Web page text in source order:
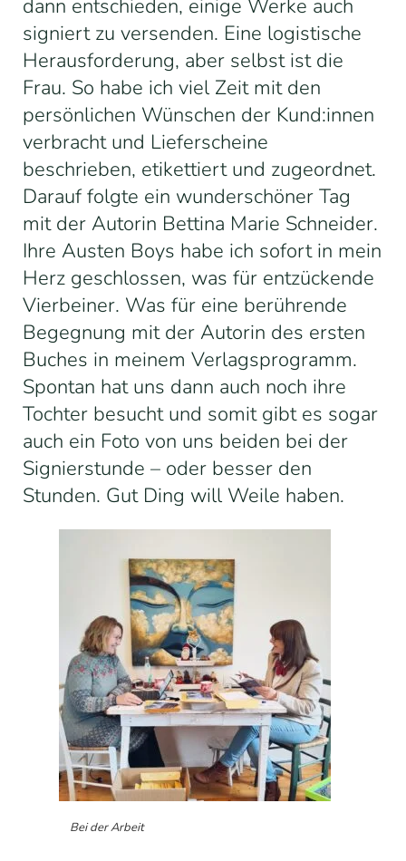
dann entschieden, einige Werke auch
signiert zu versenden. Eine logistische
Herausforderung, aber selbst ist die
Frau. So habe ich viel Zeit mit den
persönlichen Wünschen der Kund:innen
verbracht und Lieferscheine
beschrieben, etikettiert und zugeordnet.
Darauf folgte ein wunderschöner Tag
mit der Autorin Bettina Marie Schneider.
Ihre Austen Boys habe ich sofort in mein
Herz geschlossen, was für entzückende
Vierbeiner. Was für eine berührende
Begegnung mit der Autorin des ersten
Buches in meinem Verlagsprogramm.
Spontan hat uns dann auch noch ihre
Tochter besucht und somit gibt es sogar
auch ein Foto von uns beiden bei der
Signierstunde – oder besser den
Stunden. Gut Ding will Weile haben.
Bei der Arbeit